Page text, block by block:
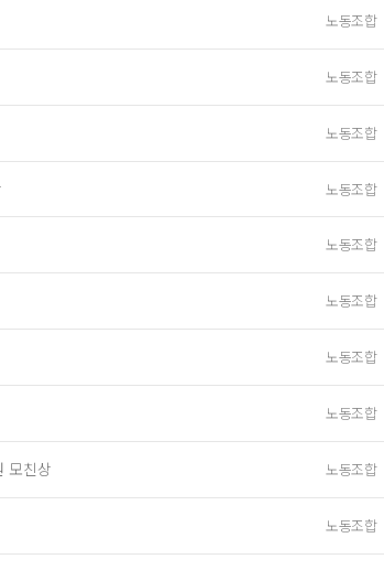
노동조합
노동조합
노동조합
노동조합
노동조합
노동조합
노동조합
노동조합
모친상 노동조합
노동조합